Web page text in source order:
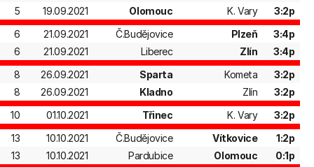
5
19.09.2021 Olomouc K. Vary
3:2p
6
21.09.2021 Č.Budějovice Plzeň
3:4p
6
21.09.2021 Liberec Zlín
3:4p
8
26.09.2021 Sparta Kometa
3:2p
8
26.09.2021 Kladno Zlín
3:2p
10
01.10.2021 Třinec K. Vary
3:2p
13
10.10.2021 Č.Budějovice Vítkovice
1:2p
13
10.10.2021 Pardubice Olomouc
0:1p